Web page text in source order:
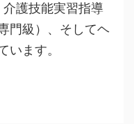
護技能実習指導
門級）、そしてヘ
います。